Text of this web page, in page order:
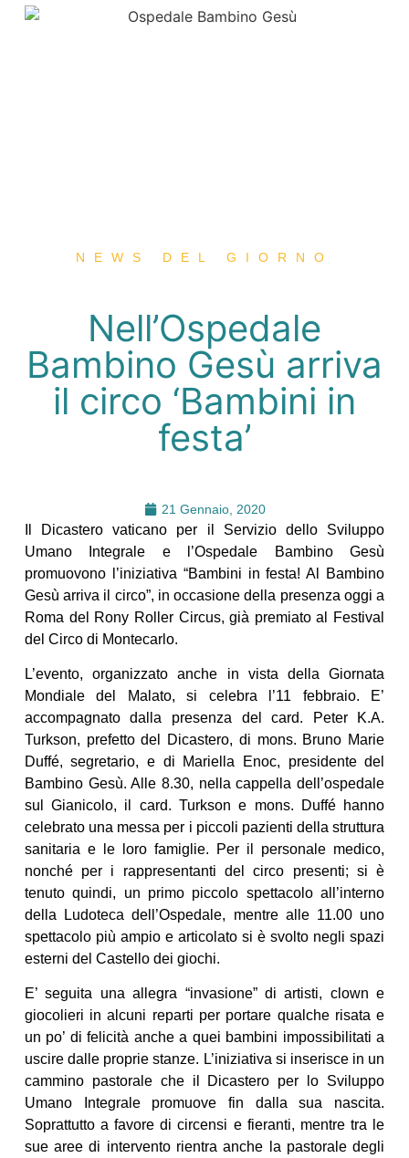
NEWS DEL GIORNO
Nell’Ospedale
Bambino Gesù arriva
il circo ‘Bambini in
festa’
21 Gennaio, 2020
Il Dicastero vaticano per il Servizio dello Sviluppo
Umano Integrale e l’Ospedale Bambino Gesù
promuovono l’iniziativa “Bambini in festa! Al Bambino
Gesù arriva il circo”, in occasione della presenza oggi a
Roma del Rony Roller Circus, già premiato al Festival
del Circo di Montecarlo.
L’evento, organizzato anche in vista della Giornata
Mondiale del Malato, si celebra l’11 febbraio. E’
accompagnato dalla presenza del card. Peter K.A.
Turkson, prefetto del Dicastero, di mons. Bruno Marie
Duffé, segretario, e di Mariella Enoc, presidente del
Bambino Gesù. Alle 8.30, nella cappella dell’ospedale
sul Gianicolo, il card. Turkson e mons. Duffé hanno
celebrato una messa per i piccoli pazienti della struttura
sanitaria e le loro famiglie. Per il personale medico,
nonché per i rappresentanti del circo presenti; si è
tenuto quindi, un primo piccolo spettacolo all’interno
della Ludoteca dell’Ospedale, mentre alle 11.00 uno
spettacolo più ampio e articolato si è svolto negli spazi
esterni del Castello dei giochi.
E’ seguita una allegra “invasione” di artisti, clown e
giocolieri in alcuni reparti per portare qualche risata e
un po’ di felicità anche a quei bambini impossibilitati a
uscire dalle proprie stanze. L’iniziativa si inserisce in un
cammino pastorale che il Dicastero per lo Sviluppo
Umano Integrale promuove fin dalla sua nascita.
Soprattutto a favore di circensi e fieranti, mentre tra le
sue aree di intervento rientra anche la pastorale degli